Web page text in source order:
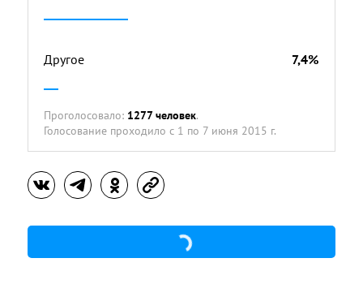
Другое 7,4%
Проголосовало: 1277 человек.
Голосование проходило с 1 по 7 июня 2015 г.